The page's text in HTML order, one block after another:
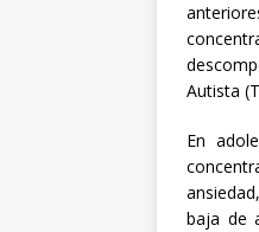
Autista
En
baja de